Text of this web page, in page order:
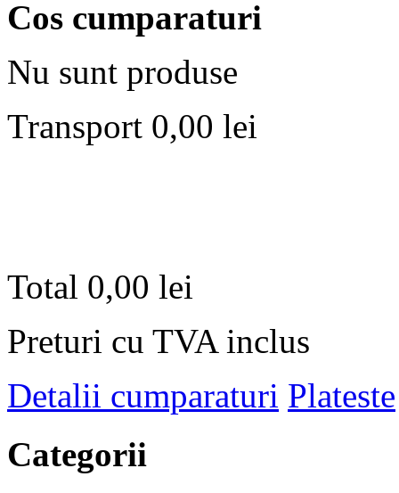
Cos cumparaturi
Nu sunt produse
Transport 0,00 lei
Total 0,00 lei
Preturi cu TVA inclus
Detalii cumparaturi Plateste
Categorii